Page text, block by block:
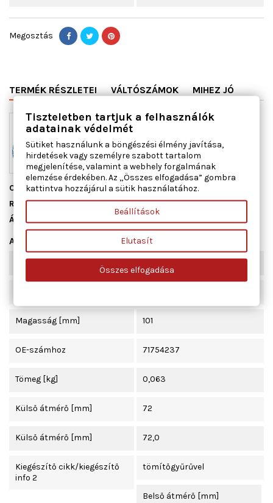
Megosztás
TERMÉK RÉSZLETEI VÁLTÓSZÁMOK MIHEZ JÓ
CikkszámADL142103
Raktáron9 db
ÁllapotÚj
Adatlap
Belső átmérő [mm] 18,0
Magasság [mm] 101
OE-számhoz 71754237
Tömeg [kg] 0,063
Külső átmérő [mm] 72
Külső átmérő [mm] 72,0
Kiegészítő cikk/kiegészítő
info 2
tömítőgyűrűvel
Belső átmérő [mm]
Tiszteletben tartjuk a felhasználók
adatainak védelmét
Sütiket használunk a böngészési élmény javítása,
hirdetések vagy személyre szabott tartalom
megjelenítése, valamint a webhely forgalmának
elemzése érdekében. Az „Összes elfogadása” gombra
kattintva hozzájárul a sütik használatához.
Beállítások
Elutasít
Összes elfogadása